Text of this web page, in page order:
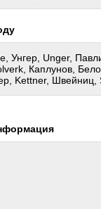
Унгер, Unger,
Каплунов,
Kettner,